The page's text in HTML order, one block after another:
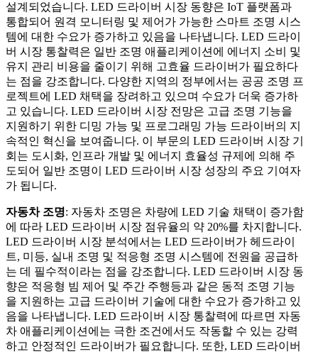
설계되었습니다. LED 드라이버 시장 동향은 IoT 플랫폼과
통합되어 원격 모니터링 및 제어가 가능한 스마트 조명 시스
템에 대한 수요가 증가하고 있음을 나타냅니다. LED 드라이
버 시장 통찰력은 일반 조명 애플리케이션에 에너지 소비 및
유지 관리 비용을 줄이기 위해 고효율 드라이버가 필요하다
는 점을 강조합니다. 다양한 지역의 정부에서는 공공 조명 프
로젝트에 LED 채택을 장려하고 있으며 수요가 더욱 증가하
고 있습니다. LED 드라이버 시장 전망은 고급 조명 기능을
지원하기 위한 디밍 가능 및 프로그래밍 가능 드라이버의 지
속적인 혁신을 보여줍니다. 이 부문의 LED 드라이버 시장 기
회는 도시화, 인프라 개발 및 에너지 효율성 규제에 의해 주
도되어 일반 조명이 LED 드라이버 시장 성장의 주요 기여자
가 됩니다.
자동차 조명: 자동차 조명은 차량에 LED 기술 채택이 증가함
에 따라 LED 드라이버 시장 점유율의 약 20%를 차지합니다.
LED 드라이버 시장 분석에서는 LED 드라이버가 헤드라이
트, 미등, 실내 조명 및 적응형 조명 시스템에 전원을 공급하
는 데 필수적이라는 점을 강조합니다. LED 드라이버 시장 동
향은 적응형 빔 제어 및 주간 주행등과 같은 동적 조명 기능
을 지원하는 고급 드라이버 기술에 대한 수요가 증가하고 있
음을 나타냅니다. LED 드라이버 시장 통찰력에 따르면 자동
차 애플리케이션에는 극한 조건에서도 작동할 수 있는 강력
하고 안정적인 드라이버가 필요합니다. 또한, LED 드라이버